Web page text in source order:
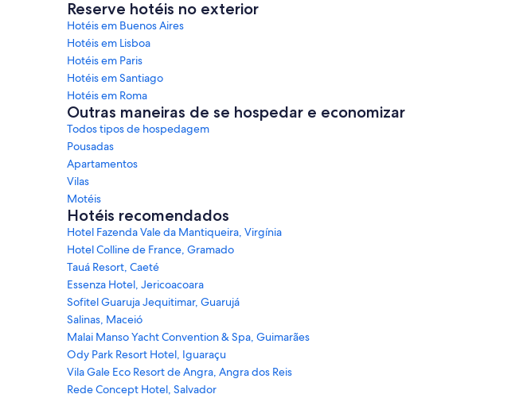
Reserve hotéis no exterior
Hotéis em Buenos Aires
Hotéis em Lisboa
Hotéis em Paris
Hotéis em Santiago
Hotéis em Roma
Outras maneiras de se hospedar e economizar
Todos tipos de hospedagem
Pousadas
Apartamentos
Vilas
Motéis
Hotéis recomendados
Hotel Fazenda Vale da Mantiqueira, Virgínia
Hotel Colline de France, Gramado
Tauá Resort, Caeté
Essenza Hotel, Jericoacoara
Sofitel Guaruja Jequitimar, Guarujá
Salinas, Maceió
Malai Manso Yacht Convention & Spa, Guimarães
Ody Park Resort Hotel, Iguaraçu
Vila Gale Eco Resort de Angra, Angra dos Reis
Rede Concept Hotel, Salvador